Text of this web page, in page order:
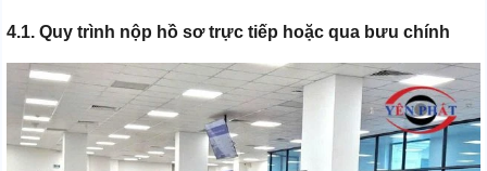
4.1. Quy trình nộp hồ sơ trực tiếp hoặc qua bưu chính